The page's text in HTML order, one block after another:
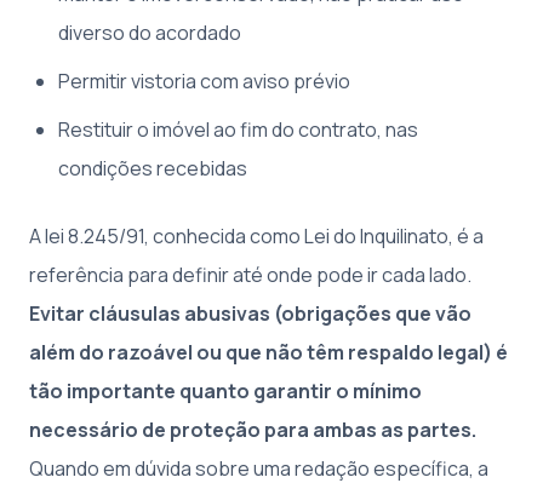
diverso do acordado
Permitir vistoria com aviso prévio
Restituir o imóvel ao fim do contrato, nas
condições recebidas
A lei 8.245/91, conhecida como Lei do Inquilinato, é a
referência para definir até onde pode ir cada lado.
Evitar cláusulas abusivas (obrigações que vão
além do razoável ou que não têm respaldo legal) é
tão importante quanto garantir o mínimo
necessário de proteção para ambas as partes.
Quando em dúvida sobre uma redação específica, a